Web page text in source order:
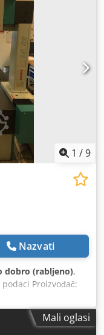
kupca.
i puštanje u pogon!
Napomena:
specijalizirane
u tehničkim
i prethodnoj
1 /9
Nazvati
dobro (rabljeno),
Proizvođač:
Br. LH951333
mm Z-os: 600 mm
tipki: TP20Mali oglasi